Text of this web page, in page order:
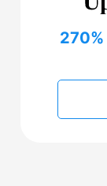
270%